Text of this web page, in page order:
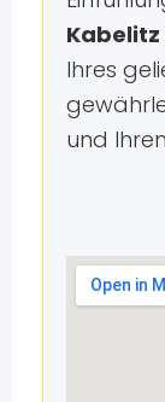
Ihres
und